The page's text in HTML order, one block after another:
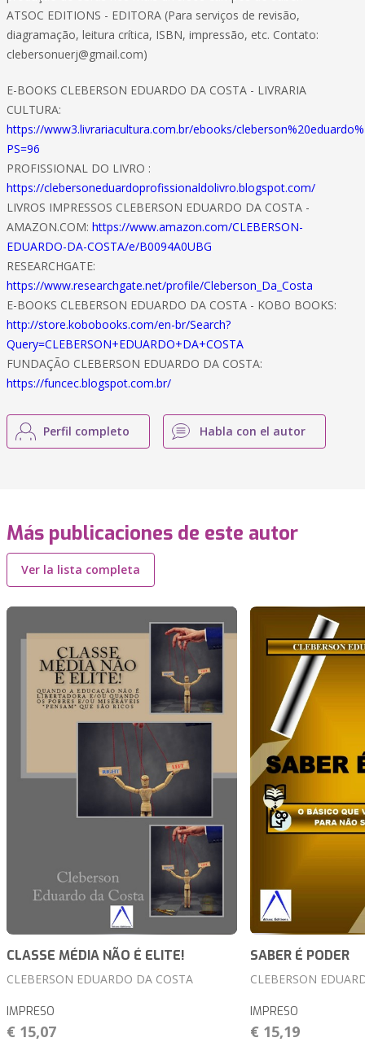
ATSOC EDITIONS - EDITORA (Para serviços de revisão,
diagramação, leitura crítica, ISBN, impressão, etc. Contato:
clebersonuerj@gmail.com)
E-BOOKS CLEBERSON EDUARDO DA COSTA - LIVRARIA
CULTURA:
https://www3.livrariacultura.com.br/ebooks/
PS=96
PROFISSIONAL DO LIVRO :
https://clebersoneduardoprofissionaldolivro.blogspot.com/
LIVROS IMPRESSOS CLEBERSON EDUARDO DA COSTA -
AMAZON.COM: https://www.amazon.com/CLEBERSON-
EDUARDO-DA-COSTA/e/B0094A0UBG
RESEARCHGATE:
https://www.researchgate.net/profile/Cleberson_Da_Costa
E-BOOKS CLEBERSON EDUARDO DA COSTA - KOBO BOOKS:
http://store.kobobooks.com/en-br/Search?
Query=CLEBERSON+EDUARDO+DA+COSTA
FUNDAÇÃO CLEBERSON EDUARDO DA COSTA:
https://funcec.blogspot.com.br/
Perfil completo Habla con el autor
Más publicaciones de este autor
Ver la lista completa
CLASSE MÉDIA NÃO É ELITE!
CLEBERSON EDUARDO DA COSTA
IMPRESO
€ 15,07
SABER É PODER
CLEBERSON
IMPRESO
€ 15,19